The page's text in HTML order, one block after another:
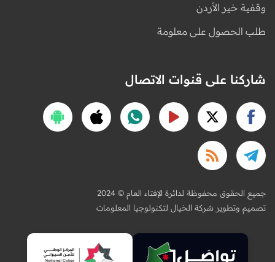
وقفية خير الأردن
طلب الحصول على معلومة
شاركنا على قنوات الاتصال
2024 © جميع الحقوق محفوظة لدائرة الإفتاء العام
تصميم وتطوير شركة الخيال لتكنولوجيا المعلومات